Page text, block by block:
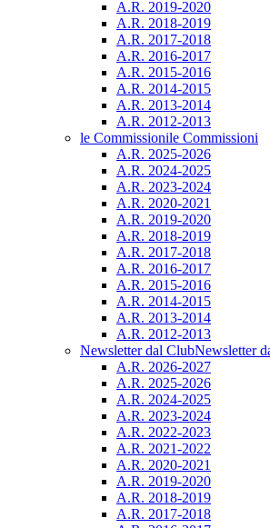
A.R. 2019-2020
A.R. 2018-2019
A.R. 2017-2018
A.R. 2016-2017
A.R. 2015-2016
A.R. 2014-2015
A.R. 2013-2014
A.R. 2012-2013
le Commissionile Commissioni
A.R. 2025-2026
A.R. 2024-2025
A.R. 2023-2024
A.R. 2020-2021
A.R. 2019-2020
A.R. 2018-2019
A.R. 2017-2018
A.R. 2016-2017
A.R. 2015-2016
A.R. 2014-2015
A.R. 2013-2014
A.R. 2012-2013
Newsletter dal ClubNewsletter
A.R. 2026-2027
A.R. 2025-2026
A.R. 2024-2025
A.R. 2023-2024
A.R. 2022-2023
A.R. 2021-2022
A.R. 2020-2021
A.R. 2019-2020
A.R. 2018-2019
A.R. 2017-2018